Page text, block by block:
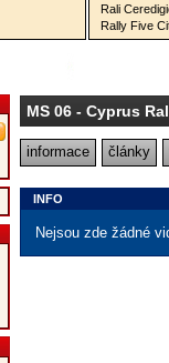
Rali
Rally Five
MS 06- Cyprus
informace články
INFO
Nejsou zde žádné